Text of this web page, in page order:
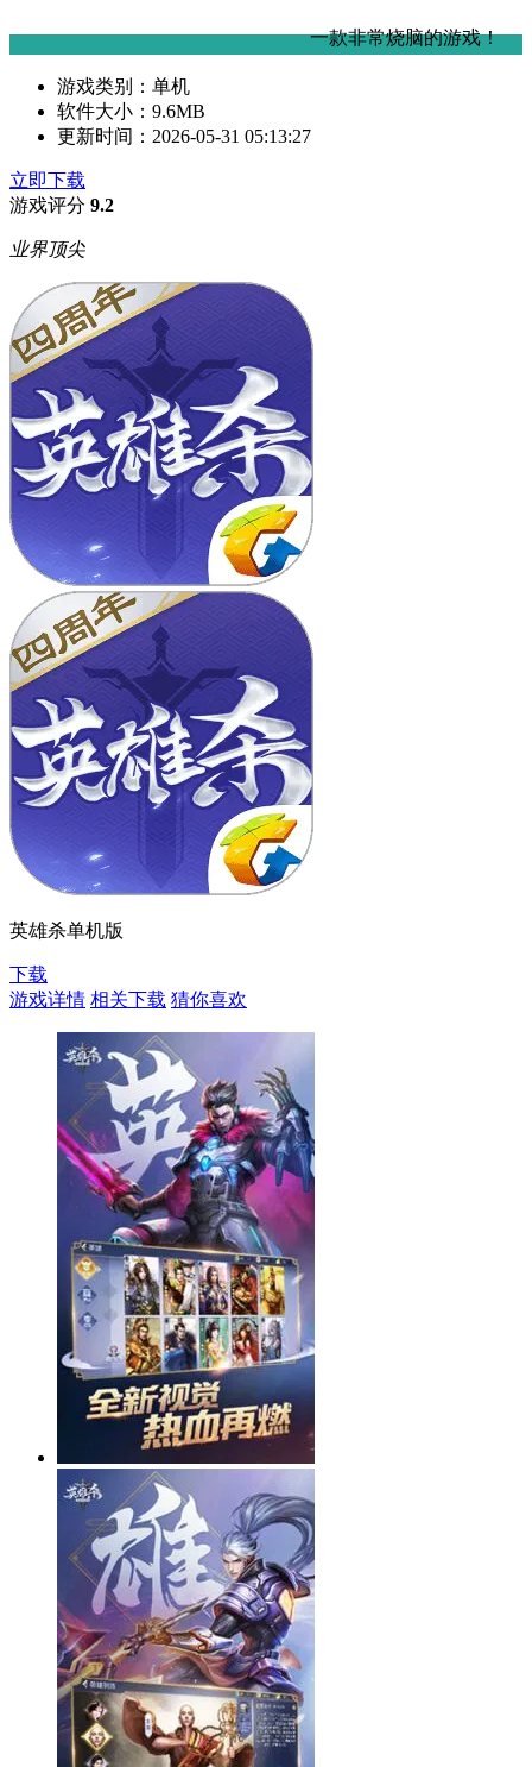
一款非常烧脑的游戏！
游戏类别： 单机
软件大小： 9.6MB
更新时间： 2026-05-31 05:13:27
立即下载
游戏评分 9.2
业界顶尖
英雄杀单机版
下载
游戏详情 相关下载 猜你喜欢